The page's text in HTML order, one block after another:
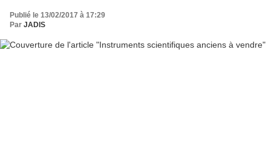
Publié le 13/02/2017 à 17:29
Par JADIS